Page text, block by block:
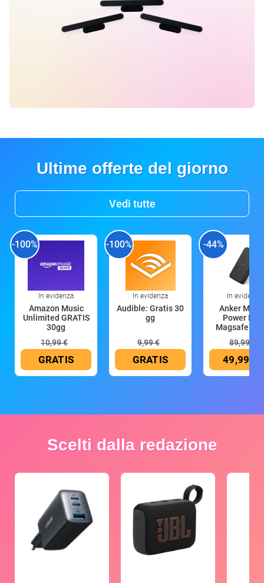
Ultime offerte del giorno
Vedi tutte
-100%
In evidenza
Amazon Music
Unlimited GRATIS
30gg
10,99 €
GRATIS
-100%
In evidenza
Audible: Gratis 30
gg
9,99 €
GRATIS
-44%
In evidenza
Anker
Power
Magsafe
89,99 €
49,99 €
Scelti dalla redazione